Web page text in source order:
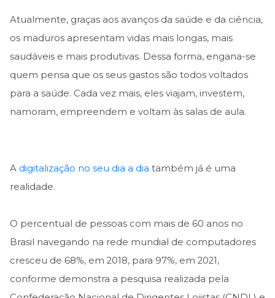
Atualmente, graças aos avanços da saúde e da ciência,
os maduros apresentam vidas mais longas, mais
saudáveis e mais produtivas. Dessa forma, engana-se
quem pensa que os seus gastos são todos voltados
para a saúde. Cada vez mais, eles viajam, investem,
namoram, empreendem e voltam às salas de aula.
A digitalização no seu dia a dia também já é uma
realidade.
O percentual de pessoas com mais de 60 anos no
Brasil navegando na rede mundial de computadores
cresceu de 68%, em 2018, para 97%, em 2021,
conforme demonstra a pesquisa realizada pela